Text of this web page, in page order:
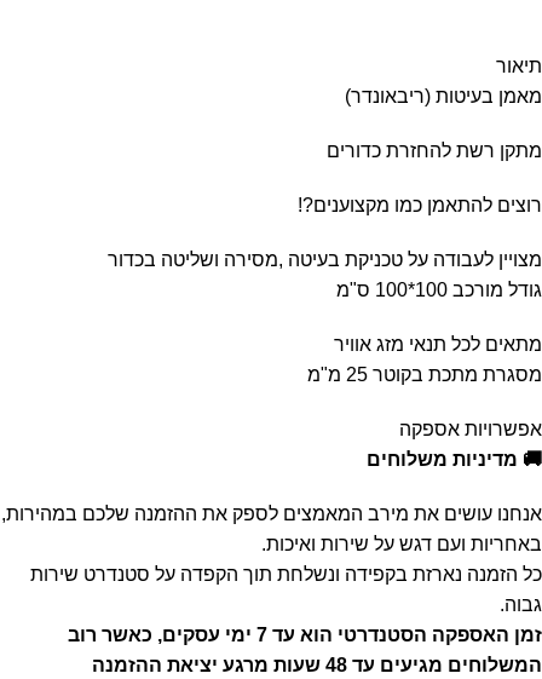
תיאור
מאמן בעיטות (ריבאונדר)
מתקן רשת להחזרת כדורים
רוצים להתאמן כמו מקצוענים?!
מצויין לעבודה על טכניקת בעיטה ,מסירה ושליטה בכדור
גודל מורכב 100*100 ס"מ
מתאים לכל תנאי מזג אוויר
מסגרת מתכת בקוטר 25 מ"מ
אפשרויות אספקה
🚚 מדיניות משלוחים
אנחנו עושים את מירב המאמצים לספק את ההזמנה שלכם במהירות,
באחריות ועם דגש על שירות ואיכות.
כל הזמנה נארזת בקפידה ונשלחת תוך הקפדה על סטנדרט שירות
גבוה.
זמן האספקה הסטנדרטי הוא עד 7 ימי עסקים, כאשר רוב
המשלוחים מגיעים עד 48 שעות מרגע יציאת ההזמנה